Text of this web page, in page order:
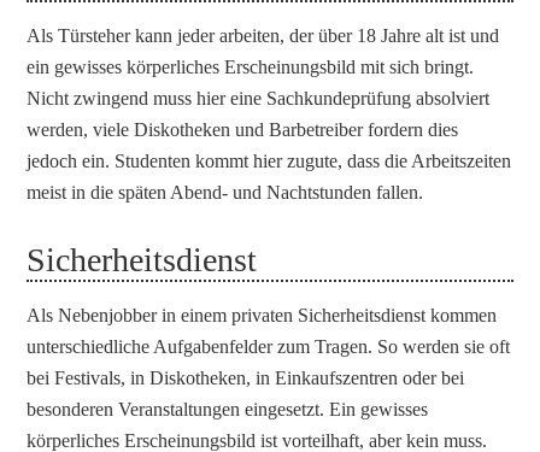
Als Türsteher kann jeder arbeiten, der über 18 Jahre alt ist und
ein gewisses körperliches Erscheinungsbild mit sich bringt.
Nicht zwingend muss hier eine Sachkundeprüfung absolviert
werden, viele Diskotheken und Barbetreiber fordern dies
jedoch ein. Studenten kommt hier zugute, dass die Arbeitszeiten
meist in die späten Abend- und Nachtstunden fallen.
Sicherheitsdienst
Als Nebenjobber in einem privaten Sicherheitsdienst kommen
unterschiedliche Aufgabenfelder zum Tragen. So werden sie oft
bei Festivals, in Diskotheken, in Einkaufszentren oder bei
besonderen Veranstaltungen eingesetzt. Ein gewisses
körperliches Erscheinungsbild ist vorteilhaft, aber kein muss.